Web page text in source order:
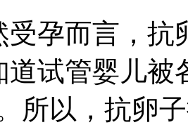
而言，抗
道试管婴儿被
所以，抗卵